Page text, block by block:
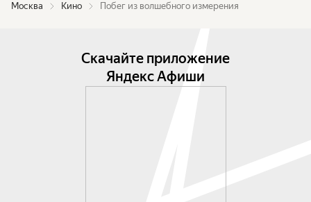
Москва Кино Побег из волшебного измерения
Скачайте приложение
Яндекс Афиши